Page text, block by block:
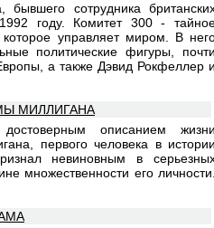
бывшего сотрудника
году. Комитет 300 -
которое управляет миром. В
политические фигуры,
а также Дэвид Рокфеллер
МИЛЛИГАНА
описанием
первого человека в
невиновным в
множественности его